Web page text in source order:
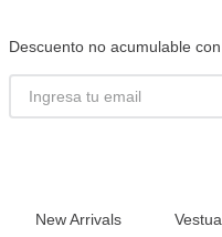
Descuento no acumulable
New Arrivals